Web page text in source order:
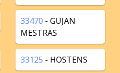
33470 - GUJAN
MESTRAS
33125 - HOSTENS